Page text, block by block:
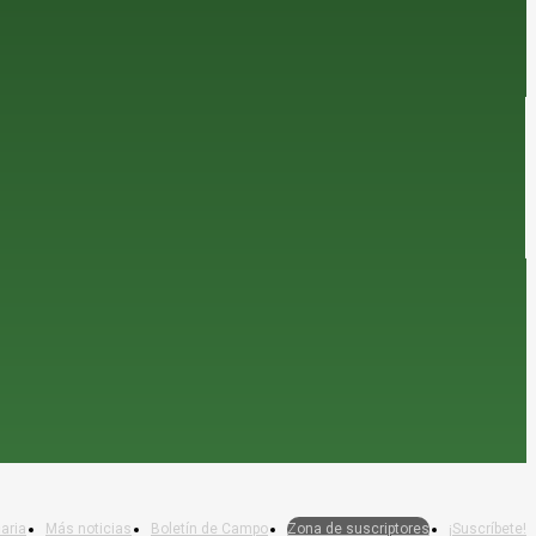
Más noticias Boletín de Campo Zona de suscriptores ¡Suscríbete!